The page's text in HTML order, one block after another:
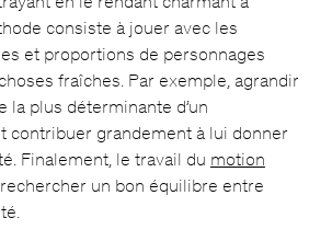
consiste à jouer avec les
et proportions de personnages
fraîches. Par exemple, agrandir
la plus déterminante d’un
contribuer grandement à lui donner
Finalement, le travail du motion
un bon équilibre entre